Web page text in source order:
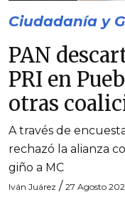
Ciudadanía y
PAN
PRI en
otras
A través de
rechazó la alianza
giño a MC
Iván Juárez / 27 Agosto